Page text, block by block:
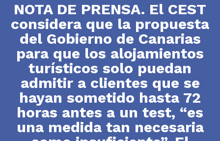
NOTA DE PRENSA. El CEST
considera que la propuesta
del Gobierno de Canarias
para que los alojamientos
turísticos solo puedan
admitir a clientes que se
hayan sometido hasta 72
horas antes a un test, “es
una medida tan necesaria